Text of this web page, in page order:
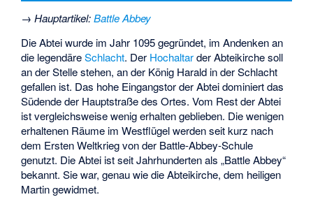
→Hauptartikel:Battle Abbey
Die Abtei wurde im Jahr 1095 gegründet, im Andenken an
die legendäreSchlacht. Der Hochaltarder Abteikirche soll
an der Stelle stehen, an der König Harald in der Schlacht
gefallen ist. Das hohe Eingangstor der Abtei dominiert das
Südende der Hauptstraße des Ortes. Vom Rest der Abtei
ist vergleichsweise wenig erhalten geblieben. Die wenigen
erhaltenen Räume im Westflügel werden seit kurz nach
dem Ersten Weltkrieg von der Battle-Abbey-Schule
genutzt. Die Abtei ist seit Jahrhunderten als „Battle Abbey“
bekannt. Sie war, genau wie die Abteikirche, dem heiligen
Martin gewidmet.